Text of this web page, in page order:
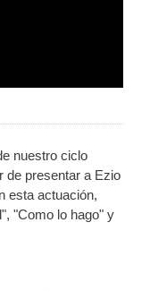
nuestro ciclo
de presentar a Ezio
esta actuación,
"Como lo hago" y